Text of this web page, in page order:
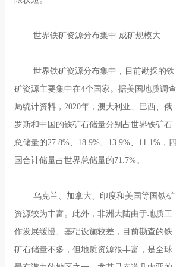
世界铁矿资源分布集中 成矿规模大
世界铁矿资源分布集中，目前勘探的铁
矿资源主要集中在4个国家。据美国地质调查
局统计资料，2020年，澳大利亚、巴西、俄
罗斯和中国的铁矿石储量分别占世界铁矿石
总储量的27.8%、18.9%、13.9%、11.1%，四
国合计储量占世界总储量的71.7%。
乌克兰、加拿大、印度和美国等国铁矿
资源较为丰富。此外，非洲大陆由于地质工
作发展缓慢、基础设施较差，目前勘查的铁
矿石储量不多，但地质资源很丰富，是全球